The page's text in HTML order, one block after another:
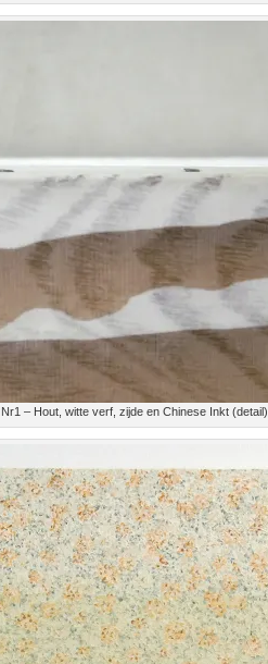
– Hout, witte verf, zijde en Chinese Inkt (detail)